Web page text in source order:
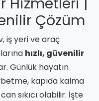
Çözüm
iş yeri ve araç
hızlı, güvenilir
Günlük hayatın
kapıda kalma
sıkıcı olabilir. İşte